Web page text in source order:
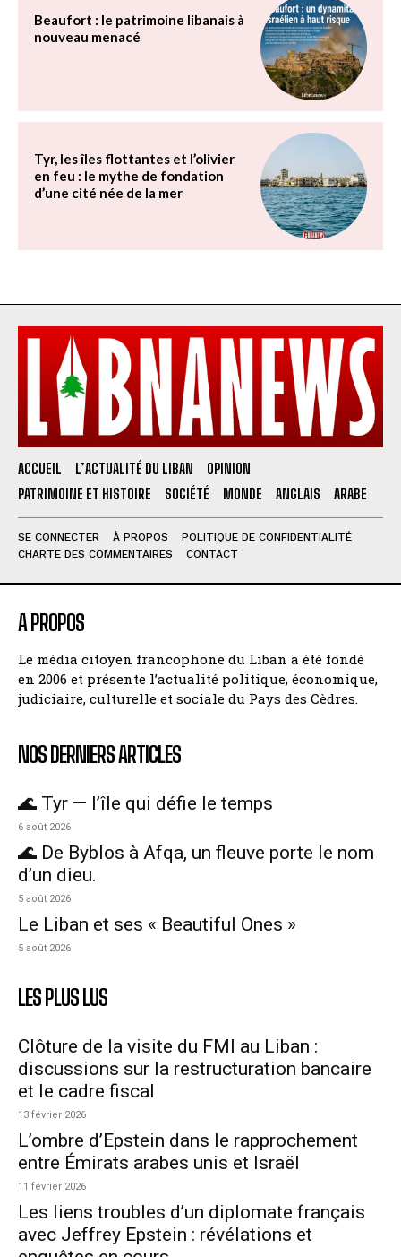
Beaufort : le patrimoine libanais à
nouveau menacé
Tyr, les îles flottantes et l’olivier
en feu : le mythe de fondation
d’une cité née de la mer
ACCUEIL L’ACTUALITÉ DU LIBAN
OPINION
PATRIMOINE ET HISTOIRE
SOCIÉTÉ MONDE ANGLAIS ARABE
SE CONNECTER À PROPOS
POLITIQUE DE CONFIDENTIALITÉ
CHARTE DES COMMENTAIRES
CONTACT
A PROPOS
Le média citoyen francophone du Liban a été fondé
en 2006 et présente l’actualité politique, économique,
judiciaire, culturelle et sociale du Pays des Cèdres.
NOS DERNIERS ARTICLES
🌊 Tyr — l’île qui défie le temps
6 août 2026
🌊 De Byblos à Afqa, un fleuve porte le nom
d’un dieu.
5 août 2026
Le Liban et ses « Beautiful Ones »
5 août 2026
LES PLUS LUS
Clôture de la visite du FMI au Liban :
discussions sur la restructuration bancaire
et le cadre fiscal
13 février 2026
L’ombre d’Epstein dans le rapprochement
entre Émirats arabes unis et Israël
11 février 2026
Les liens troubles d’un diplomate français
avec Jeffrey Epstein : révélations et